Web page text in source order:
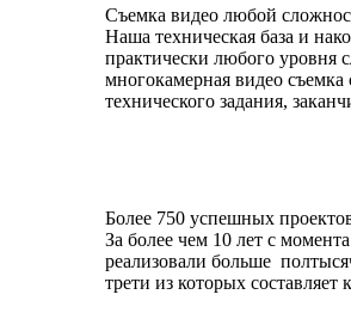
Съемка видео любой
Наша техническая база и
практически любого уровня
многокамерная видео
технического задания,
Более 750 успешных
За более чем 10 лет с
реализовали больше
трети из которых составляет